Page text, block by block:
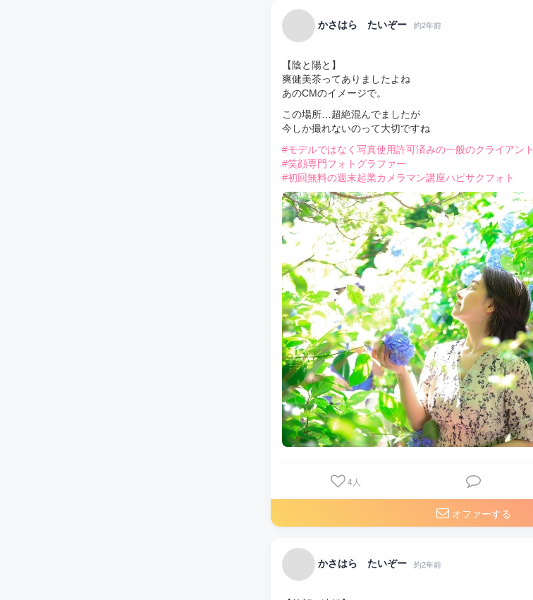
かさはら たいぞー 約2年前
【陰と陽と】
爽健美茶ってありましたよね
あのCMのイメージで。
この場所…超絶混んでましたが
今しか撮れないのって大切ですね
#モデルではなく写真使用許可済みの一般のクライアント
#笑顔専門フォトグラファー
#初回無料の週末起業カメラマン講座ハピサクフォト
4人
オファーする
かさはら たいぞー 約2年前